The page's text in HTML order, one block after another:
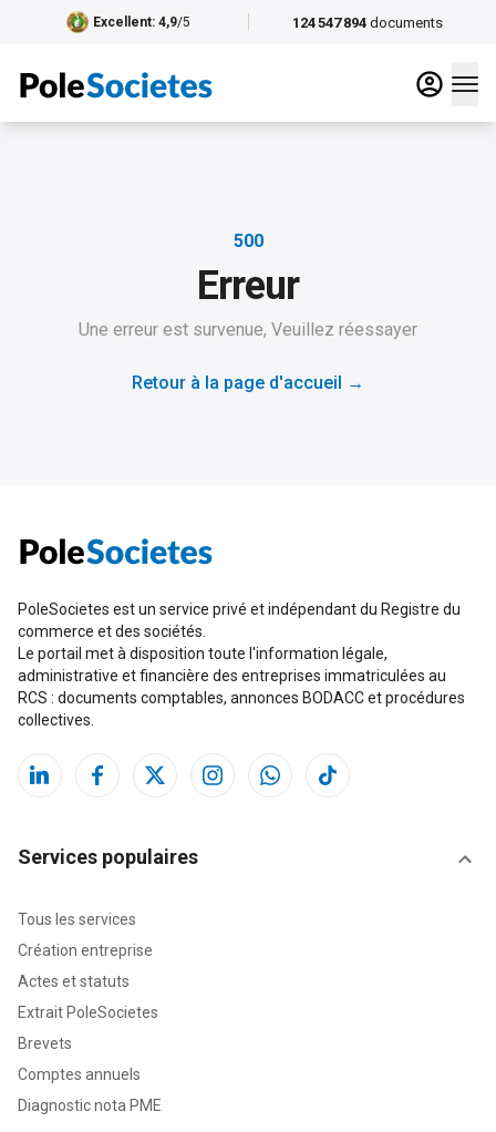
124 547 894 documents
Excellent: 4,9/5
500
Erreur
Une erreur est survenue, Veuillez réessayer
Retour à la page d'accueil →
PoleSocietes est un service privé et indépendant du Registre du
commerce et des sociétés.
Le portail met à disposition toute l'information légale,
administrative et financière des entreprises immatriculées au
RCS : documents comptables, annonces BODACC et procédures
collectives.
Services populaires
Tous les services
Création entreprise
Actes et statuts
Extrait PoleSocietes
Brevets
Comptes annuels
Diagnostic nota PME